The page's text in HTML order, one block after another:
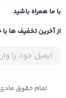
با ما همراه باشید
از آخرین تخفیف ها
تمام حقوق